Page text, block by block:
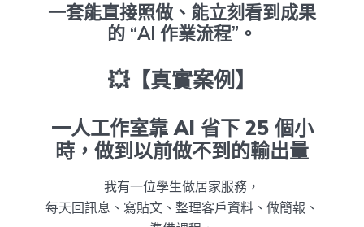
一套能直接照做、能立刻看到成果
的 “AI 作業流程”。
💥【真實案例】
一人工作室靠 AI 省下 25 個小
時，做到以前做不到的輸出量
我有一位學生做居家服務，
每天回訊息、寫貼文、整理客戶資料、做簡報、